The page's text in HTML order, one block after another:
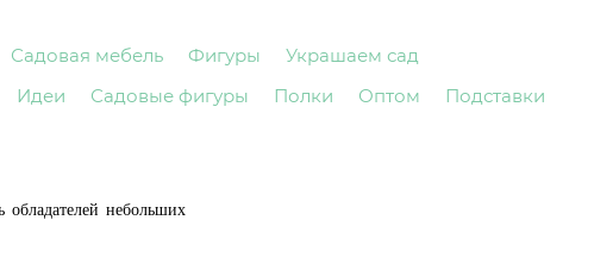
Садовая мебель Фигуры
Украшаем сад
Идеи Садовые фигуры Полки Оптом
Подставки
небольших